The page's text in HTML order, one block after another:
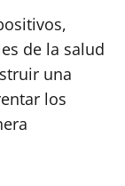
de la salud
una
los